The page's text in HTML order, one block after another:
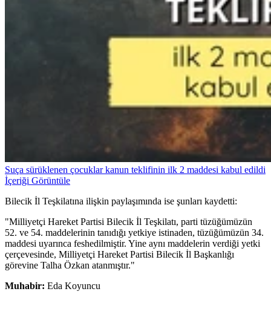
Suça sürüklenen çocuklar kanun teklifinin ilk 2 maddesi kabul edildi
İçeriği Görüntüle
Bilecik İl Teşkilatına ilişkin paylaşımında ise şunları kaydetti:
"Milliyetçi Hareket Partisi Bilecik İl Teşkilatı, parti tüzüğümüzün
52. ve 54. maddelerinin tanıdığı yetkiye istinaden, tüzüğümüzün 34.
maddesi uyarınca feshedilmiştir. Yine aynı maddelerin verdiği yetki
çerçevesinde, Milliyetçi Hareket Partisi Bilecik İl Başkanlığı
görevine Talha Özkan atanmıştır."
Muhabir: Eda Koyuncu